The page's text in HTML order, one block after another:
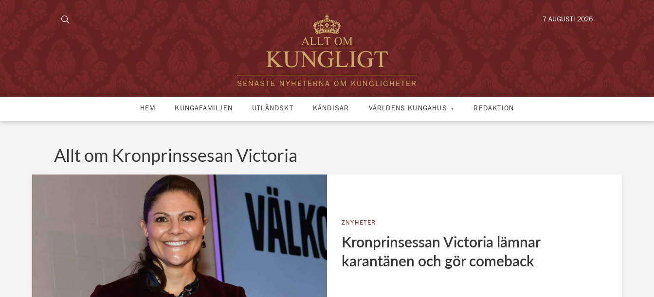
SENASTE NYHETERNA OM KUNGLIGHETER
7 AUGUSTI 2026
HEM KUNGAFAMILJEN UTLÄNDSKT KÄNDISAR VÄRLDENS KUNGAHUS REDAKTION
Allt om Kronprinssesan Victoria
ZNYHETER
Kronprinsessan Victoria lämnar
karantänen och gör comeback